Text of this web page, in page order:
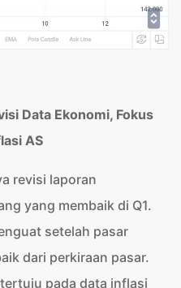
Data Ekonomi, Fokus
AS
revisi laporan
yang membaik di Q1.
setelah pasar
dari perkiraan pasar.
pada data inflasi